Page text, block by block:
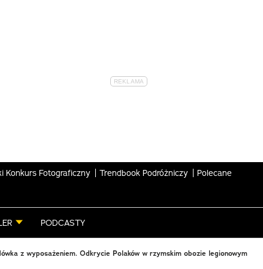
Konkurs Fotograficzny Trendbook Podróżniczy Polecane
PODCASTY
z wyposażeniem. Odkrycie Polaków w rzymskim obozie legionowym